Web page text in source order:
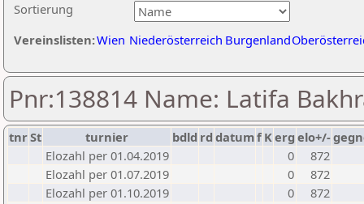
Sortierung
Vereinslisten:Wien Niederösterreich Burgenland
Pnr:138814 Name: Latifa
tnrSt turnier bdld rd datumf Kerg elo+/-
Elozahl per 01.04.2019
0
872
Elozahl per 01.07.2019
0
872
Elozahl per 01.10.2019
0
872